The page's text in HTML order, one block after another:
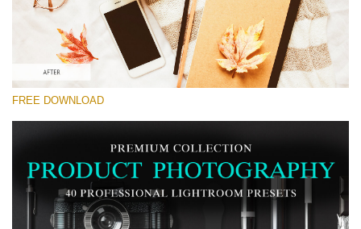
(130 Lr Presets)
Entire Collection
(2067 Lr Presets)
Download Grátis
FREE DOWNLOAD